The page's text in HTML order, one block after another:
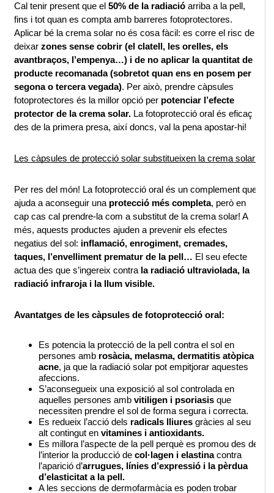
Cal tenir present que el 50% de la radiació arriba a la pell,
fins i tot quan es compta amb barreres fotoprotectores.
Aplicar bé la crema solar no és cosa fàcil: es corre el risc de
deixar zones sense cobrir (el clatell, les orelles, els
avantbraços, l’empenya…) i de no aplicar la quantitat de
producte recomanada (sobretot quan ens en posem per
segona o tercera vegada). Per això, prendre càpsules
fotoprotectores és la millor opció per potenciar l’efecte
protector de la crema solar. La fotoprotecció oral és eficaç
des de la primera presa, així doncs, val la pena apostar-hi!
Les càpsules de protecció solar substitueixen la crema solar?
Per res del món! La fotoprotecció oral és un complement que
ajuda a aconseguir una protecció més completa, però en
cap cas cal prendre-la com a substitut de la crema solar! A
més, aquests productes ajuden a prevenir els efectes
negatius del sol: inflamació, enrogiment, cremades,
taques, l’envelliment prematur de la pell… El seu efecte
actua des que s’ingereix contra la radiació ultraviolada, la
radiació infraroja i la llum visible.
Avantatges de les càpsules de fotoprotecció oral:
Es potencia la protecció de la pell contra el sol en
persones amb rosàcia, melasma, dermatitis atòpica i
acne, ja que la radiació solar pot empitjorar aquestes
afeccions.
S’aconsegueix una exposició al sol controlada en
aquelles persones amb vitiligen i psoriasis que
necessiten prendre el sol de forma segura i correcta.
Es redueix l’acció dels radicals lliures gràcies al seu
alt contingut en vitamines i antioxidants.
Es millora l’aspecte de la pell perquè es promou des de
l’interior la producció de col·lagen i elastina contra
l’aparició d’arrugues, línies d’expressió i la pèrdua
d’elasticitat a la pell.